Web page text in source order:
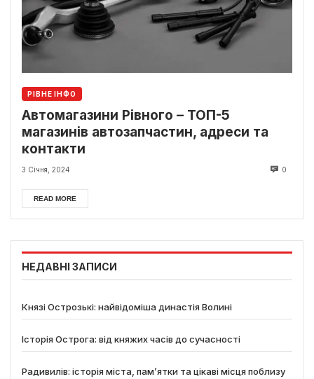
РІВНЕ ІНФО
Автомагазини Рівного – ТОП-5
магазинів автозапчастин, адреси та
контакти
3 Січня, 2024 0
READ MORE
НЕДАВНІ ЗАПИСИ
Князі Острозькі: найвідоміша династія Волині
Історія Острога: від княжих часів до сучасності
Радивилів: історія міста, пам’ятки та цікаві місця поблизу